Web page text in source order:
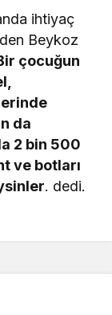
ihtiyaç
Beykoz
çocuğun
da
2 bin 500
ve botları
. dedi.